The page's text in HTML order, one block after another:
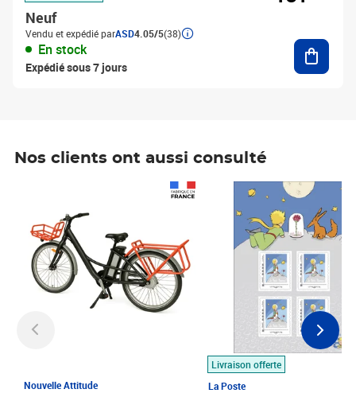
Neuf
Vendu et expédié parASD4.05/5(38)
En stock
Expédié sous 7 jours
Nos clients ont aussi consulté
Nouvelle Attitude
Livraison offerte
La Poste
Prix 7,50€